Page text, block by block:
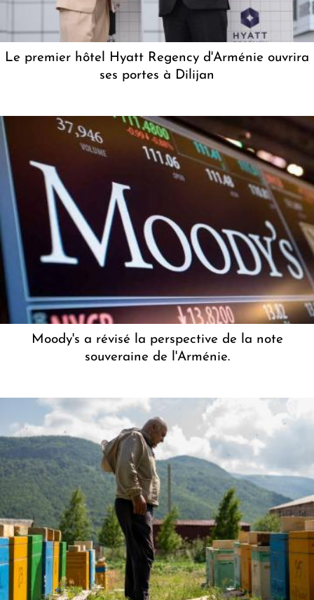
Le premier hôtel Hyatt Regency d'Arménie ouvrira
ses portes à Dilijan
Moody's a révisé la perspective de la note
souveraine de l'Arménie.